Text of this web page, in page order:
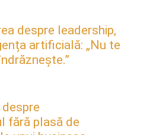
despre leadership,
artificială: „Nu te
fără plasă de